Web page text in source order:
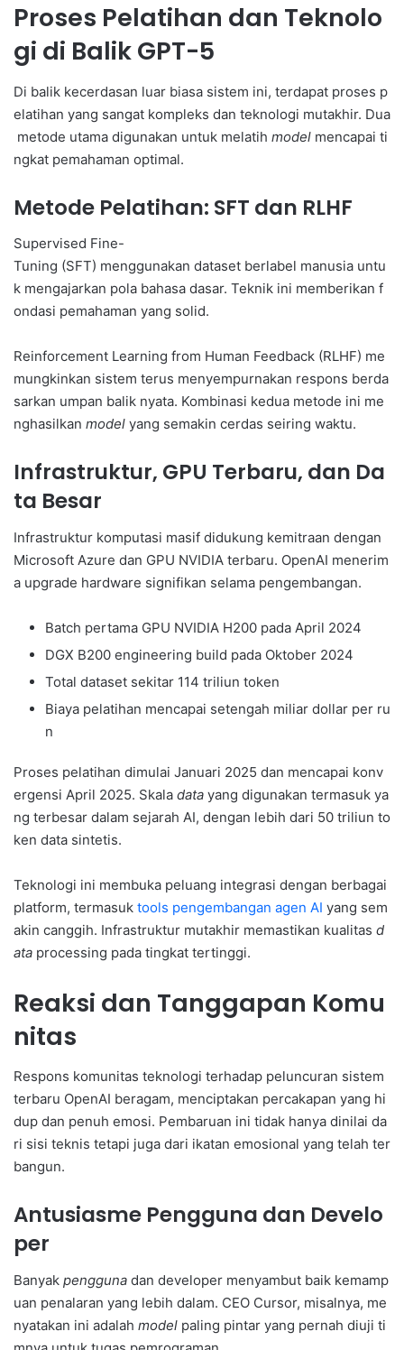
Proses Pelatihan dan Teknolo
gi di Balik GPT-5
Di balik kecerdasan luar biasa sistem ini, terdapat proses p
elatihan yang sangat kompleks dan teknologi mutakhir. Dua
metode utama digunakan untuk melatih model mencapai ti
ngkat pemahaman optimal.
Metode Pelatihan: SFT dan RLHF
Supervised Fine-
Tuning (SFT) menggunakan dataset berlabel manusia untu
k mengajarkan pola bahasa dasar. Teknik ini memberikan f
ondasi pemahaman yang solid.
Reinforcement Learning from Human Feedback (RLHF) me
mungkinkan sistem terus menyempurnakan respons berda
sarkan umpan balik nyata. Kombinasi kedua metode ini me
nghasilkan model yang semakin cerdas seiring waktu.
Infrastruktur, GPU Terbaru, dan Da
ta Besar
Infrastruktur komputasi masif didukung kemitraan dengan
Microsoft Azure dan GPU NVIDIA terbaru. OpenAI menerim
a upgrade hardware signifikan selama pengembangan.
Batch pertama GPU NVIDIA H200 pada April 2024
DGX B200 engineering build pada Oktober 2024
Total dataset sekitar 114 triliun token
Biaya pelatihan mencapai setengah miliar dollar per ru
n
Proses pelatihan dimulai Januari 2025 dan mencapai konv
ergensi April 2025. Skala data yang digunakan termasuk ya
ng terbesar dalam sejarah AI, dengan lebih dari 50 triliun to
ken data sintetis.
Teknologi ini membuka peluang integrasi dengan berbagai
platform, termasuk tools pengembangan agen AI yang sem
akin canggih. Infrastruktur mutakhir memastikan kualitas d
ata processing pada tingkat tertinggi.
Reaksi dan Tanggapan Komu
nitas
Respons komunitas teknologi terhadap peluncuran sistem
terbaru OpenAI beragam, menciptakan percakapan yang hi
dup dan penuh emosi. Pembaruan ini tidak hanya dinilai da
ri sisi teknis tetapi juga dari ikatan emosional yang telah ter
bangun.
Antusiasme Pengguna dan Develo
per
Banyak pengguna dan developer menyambut baik kemamp
uan penalaran yang lebih dalam. CEO Cursor, misalnya, me
nyatakan ini adalah model paling pintar yang pernah diuji ti